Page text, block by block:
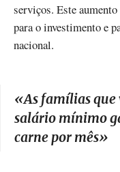
serviços. Este
para o investimento e
nacional.
«As famílias que
salário mínimo
carne por mês»